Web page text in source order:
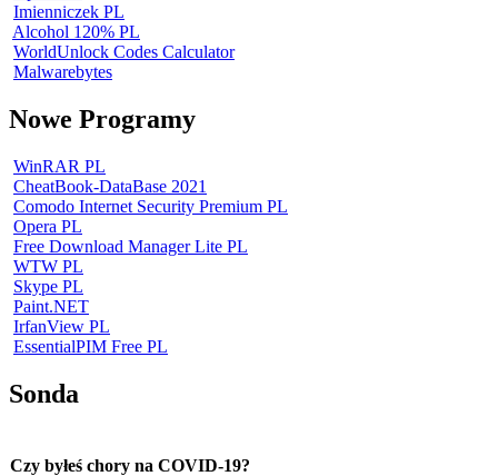
Imienniczek PL
Alcohol 120% PL
WorldUnlock Codes Calculator
Malwarebytes
Nowe Programy
WinRAR PL
CheatBook-DataBase 2021
Comodo Internet Security Premium PL
Opera PL
Free Download Manager Lite PL
WTW PL
Skype PL
Paint.NET
IrfanView PL
EssentialPIM Free PL
Sonda
Czy byłeś chory na COVID-19?